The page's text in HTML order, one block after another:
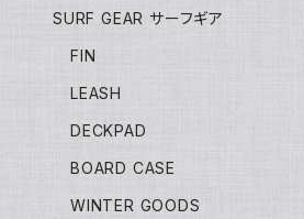
SURF GEAR サーフギア
FIN
LEASH
DECKPAD
BOARD CASE
WINTER GOODS